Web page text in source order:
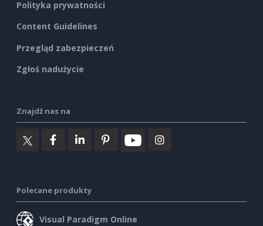
Polityka prywatności
Content Guidelines
Przegląd zabezpieczeń
Zgłoś nadużycie
Znajdź nas na
Polecane produkty
Visual Paradigm Online